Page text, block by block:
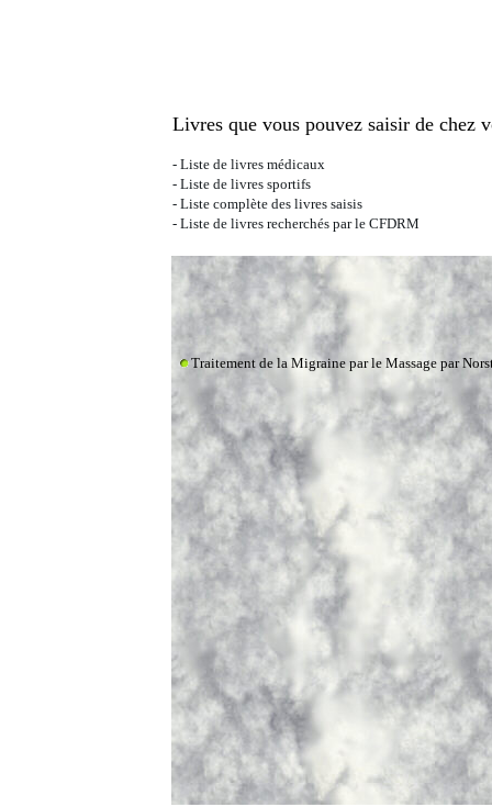
Livres que vous pouvez saisir de chez
- Liste de livres médicaux
- Liste de livres sportifs
- Liste complète des livres saisis
- Liste de livres recherchés par le CFDRM
Traitement de la Migraine par le Massagepar